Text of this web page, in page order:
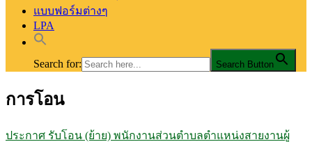
แบบฟอร์มต่างๆ
LPA
Search for: Search Button
อบต.ท่าสัก อ.พิชัย จ.อุตรดิตถ์
การโอน
ประกาศ รับโอน (ย้าย) พนักงานส่วนตำบลตำแหน่งสายงานผู้